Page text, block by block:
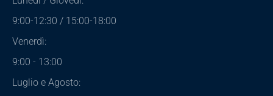
9:00-12:30 / 15:00-18:00
Venerdì:
9:00 - 13:00
Luglio e Agosto: